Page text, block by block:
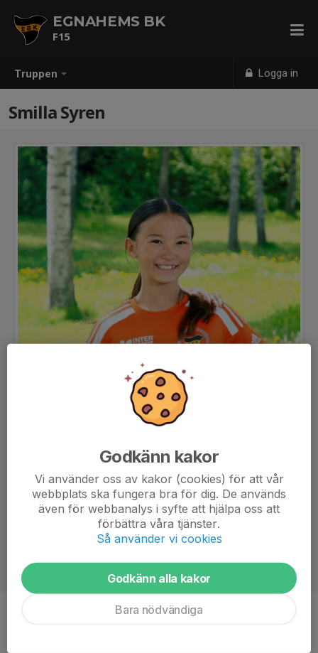
Truppen Logga in
EGNAHEMS BK
F15
Smilla Syren
Godkänn kakor
Vi använder oss av kakor (cookies) för att vår
webbplats ska fungera bra för dig. De används
även för webbanalys i syfte att hjälpa oss att
förbättra våra tjänster.
Så använder vi cookies
Godkänn alla kakor
Bara nödvändiga